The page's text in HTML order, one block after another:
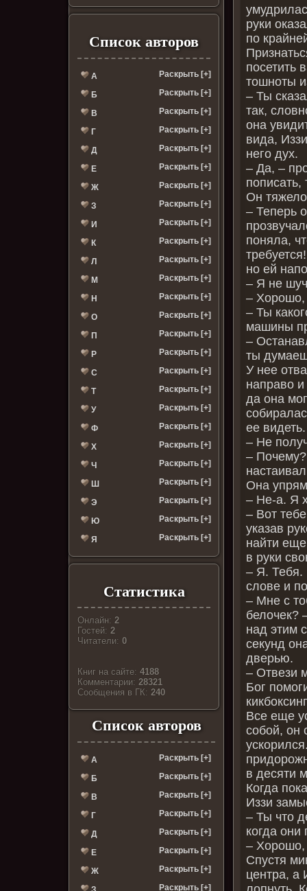
Список авторов
А Раскрыть [+]
Б Раскрыть [+]
В Раскрыть [+]
Г Раскрыть [+]
Д Раскрыть [+]
Е Раскрыть [+]
Ж Раскрыть [+]
З Раскрыть [+]
И Раскрыть [+]
К Раскрыть [+]
Л Раскрыть [+]
М Раскрыть [+]
Н Раскрыть [+]
О Раскрыть [+]
П Раскрыть [+]
Р Раскрыть [+]
С Раскрыть [+]
Т Раскрыть [+]
У Раскрыть [+]
Ф Раскрыть [+]
Х Раскрыть [+]
Ч Раскрыть [+]
Ш Раскрыть [+]
Э Раскрыть [+]
Ю Раскрыть [+]
Я Раскрыть [+]
Статистика
Онлайн:2
Гостей:2
Читатели:0
Книг на сайте:4188
Комментарии:28321
Cообщения в ГК:240
Список авторов
А Раскрыть [+]
Б Раскрыть [+]
В Раскрыть [+]
Г Раскрыть [+]
Д Раскрыть [+]
Е Раскрыть [+]
Ж Раскрыть [+]
Раскрыть [+]
руки
по
посетить
тошноты
– Ты
так,
она
вида,
него дух.
– Да, –
Он
– Теперь
поняла,
но ей
– Я не
– Хорошо,
– Ты
машины
–
ты
У нее
направо
да она
ее видеть.
– Не
–
Она
– Не-а. Я
– Вот
указав
найти
в руки
– Я. Тебя.
слове и
– Мне с
белочек?
над этим
секунд
дверью.
– Отвези
Бог
Все еще
собой, он
в десяти
Когда
Иззи
– Ты что
когда
– Хорошо,
Спустя
центра, а